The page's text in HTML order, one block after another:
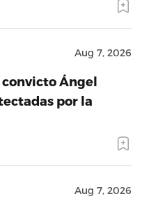
Aug 7, 2026
Ángel
por la
Aug 7, 2026